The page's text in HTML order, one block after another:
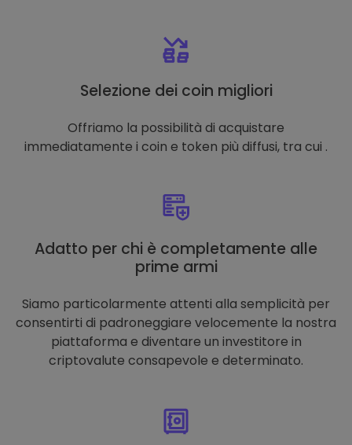
Selezione dei coin migliori
Offriamo la possibilità di acquistare
immediatamente i coin e token più diffusi, tra cui .
Adatto per chi è completamente alle
prime armi
Siamo particolarmente attenti alla semplicità per
consentirti di padroneggiare velocemente la nostra
piattaforma e diventare un investitore in
criptovalute consapevole e determinato.